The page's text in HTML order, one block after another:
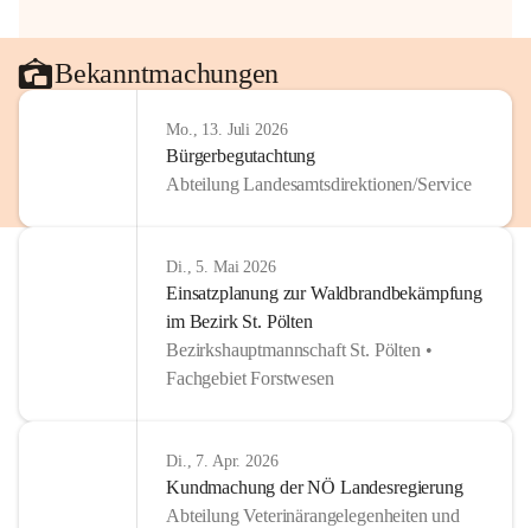
Bekanntmachungen
Mo., 13. Juli 2026
Bürgerbegutachtung
Abteilung Landesamtsdirektionen/Service
Di., 5. Mai 2026
Einsatzplanung zur Waldbrandbekämpfung
im Bezirk St. Pölten
Bezirkshauptmannschaft St. Pölten •
Fachgebiet Forstwesen
Di., 7. Apr. 2026
Kundmachung der NÖ Landesregierung
Abteilung Veterinärangelegenheiten und